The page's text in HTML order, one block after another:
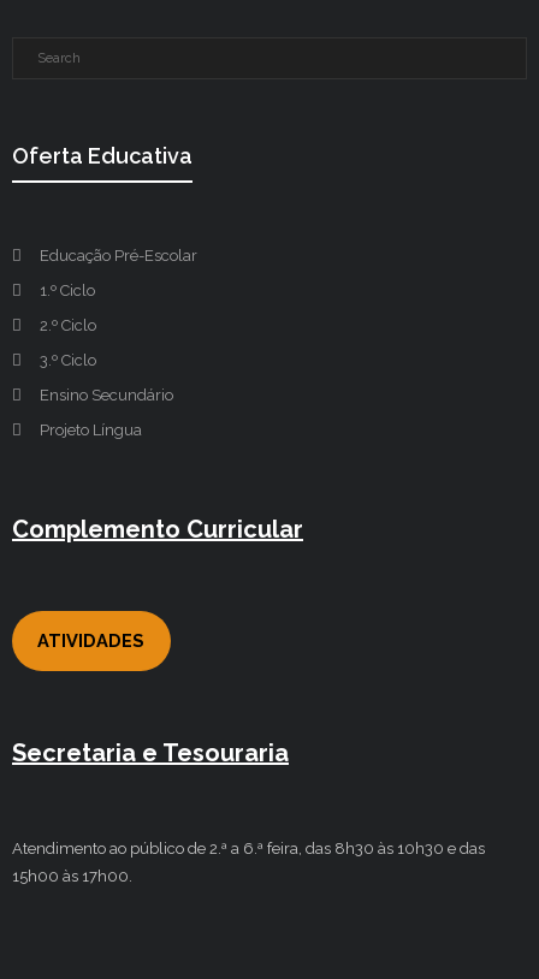
Oferta Educativa
Educação Pré-Escolar
1.º Ciclo
2.º Ciclo
3.º Ciclo
Ensino Secundário
Projeto Língua
Complemento Curricular
ATIVIDADES
Secretaria e Tesouraria
Atendimento ao público de 2.ª a 6.ª feira, das 8h30 às 10h30 e das
15h00 às 17h00.